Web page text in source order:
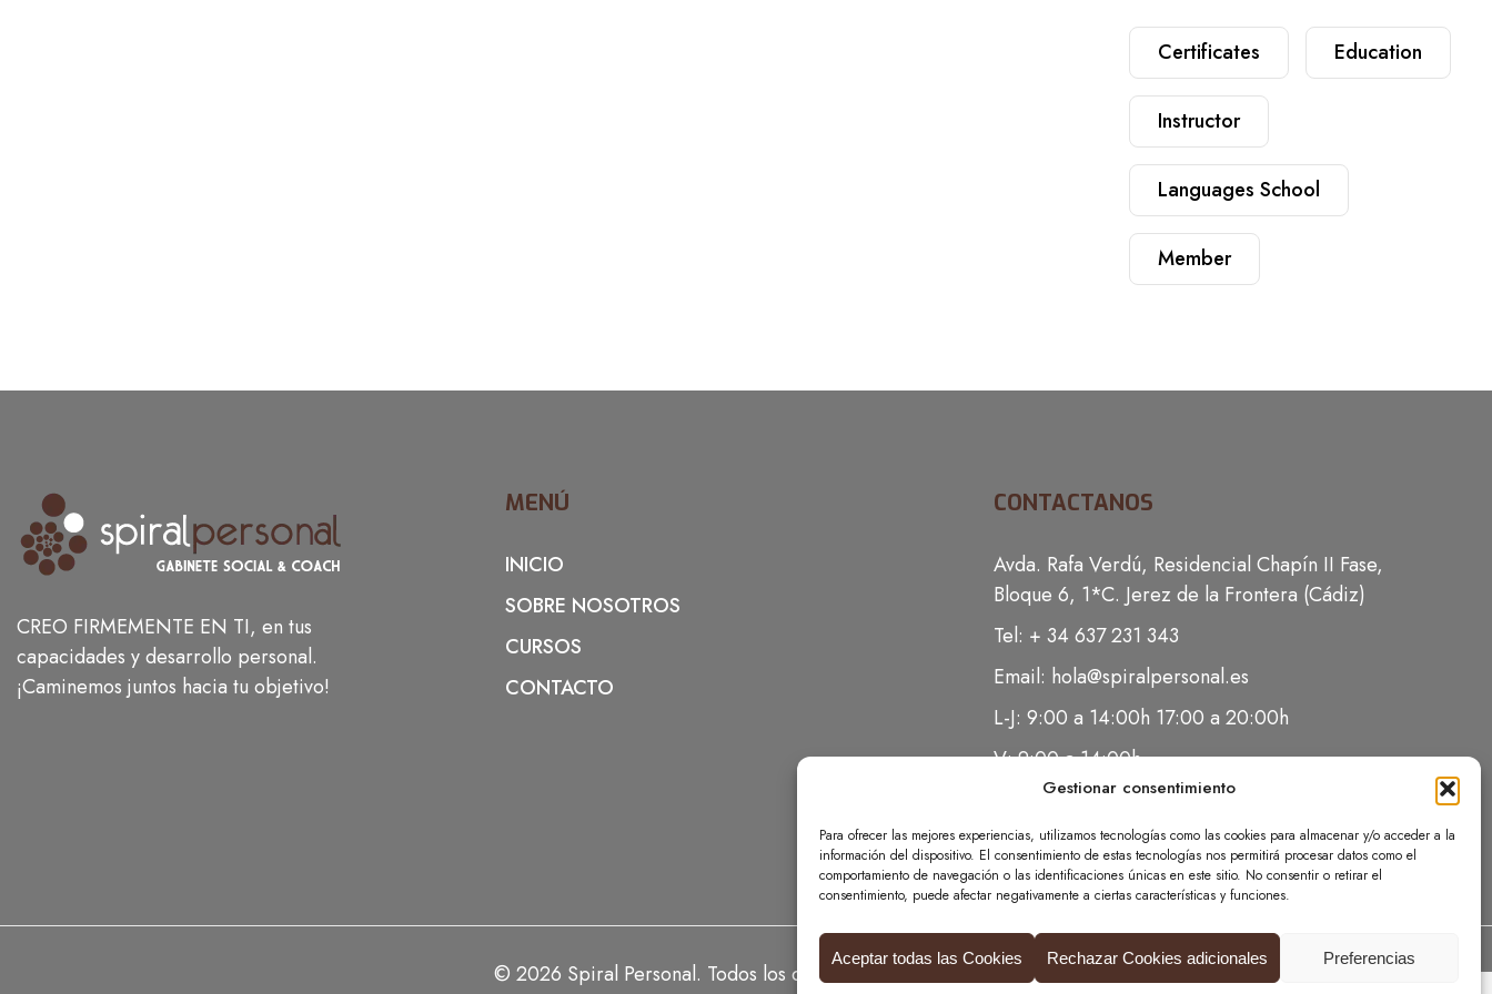
Gestionar consentimiento
Para ofrecer las mejores experiencias, utilizamos tecnologías como las cookies para almacenar y/o acceder a la
información del dispositivo. El consentimiento de estas tecnologías nos permitirá procesar datos como el
comportamiento de navegación o las identificaciones únicas en este sitio. No consentir o retirar el
consentimiento, puede afectar negativamente a ciertas características y funciones.
Aceptar todas las Cookies Rechazar Cookies adicionales Preferencias
Certificates Education
Instructor
Languages School
Member
CREO FIRMEMENTE EN TI, en tus
capacidades y desarrollo personal.
¡Caminemos juntos hacia tu objetivo!
MENÚ
INICIO
SOBRE NOSOTROS
CURSOS
CONTACTO
CONTACTANOS
Avda. Rafa Verdú, Residencial Chapín II Fase,
Bloque 6, 1*C. Jerez de la Frontera (Cádiz)
Tel: + 34 637 231 343
Email: hola@spiralpersonal.es
L-J: 9:00 a 14:00h 17:00 a 20:00h
V: 9:00 a 14:00h
© 2026 Spiral Personal. Todos los derechos reservados